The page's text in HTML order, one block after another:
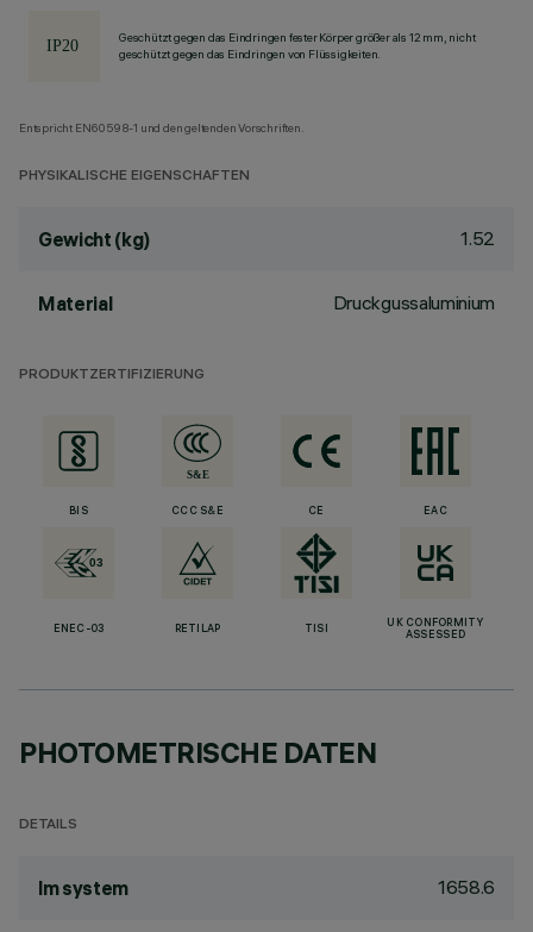
Geschützt gegen das Eindringen fester Körper größer als 12 mm, nicht
geschützt gegen das Eindringen von Flüssigkeiten.
Entspricht EN60598-1 und den geltenden Vorschriften.
PHYSIKALISCHE EIGENSCHAFTEN
Gewicht (kg) 1.52
Material Druckgussaluminium
PRODUKTZERTIFIZIERUNG
BIS CCC S&E CE EAC
ENEC-03 RETILAP TISI
UK CONFORMITY
ASSESSED
PHOTOMETRISCHE DATEN
DETAILS
lm system 1658.6